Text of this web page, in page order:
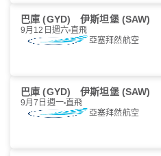
巴庫 (GYD) 伊斯坦堡 (SAW)
9月12日週六 直飛
亞塞拜然航空
巴庫 (GYD) 伊斯坦堡 (SAW)
9月7日週一 直飛
亞塞拜然航空